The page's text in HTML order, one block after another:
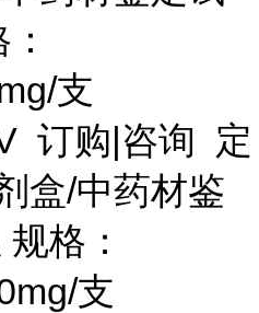
支
订购|咨询 定
盒/中药材鉴
格：
支